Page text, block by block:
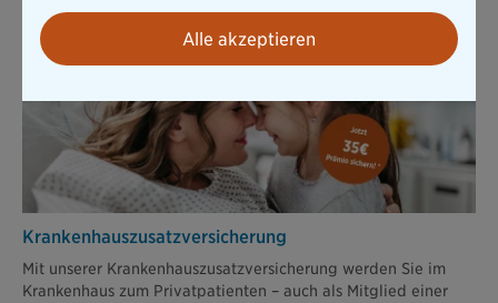
Krankenhaus­zusatz­versicherung
Mit unserer Krankenhauszusatzversicherung werden Sie im
Krankenhaus zum Privatpatienten – auch als Mitglied einer
Alle akzeptieren